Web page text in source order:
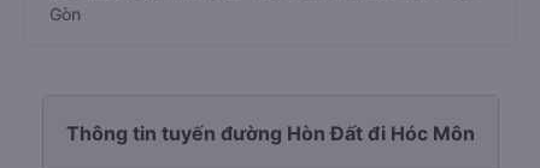
Gòn
Thông tin tuyến đường Hòn Đất đi Hóc Môn